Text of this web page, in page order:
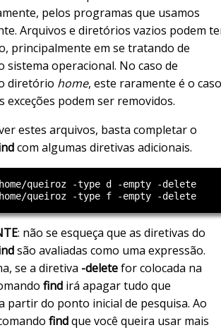
pelos programas que usamos
Arquivos e diretórios vazios podem
principalmente em se tratando de
sistema operacional. No caso de
diretório home, este raramente é o caso
exceções podem ser removidos.
estes arquivos, basta completar o
com algumas diretivas adicionais.
queiroz -type d -empty -delete
: não se esqueça que as diretivas do
são avaliadas como uma expressão.
se a diretiva -deletefor colocada na
find irá apagar tudo que
partir do ponto inicial de pesquisa. Ao
findque você queira usar mais